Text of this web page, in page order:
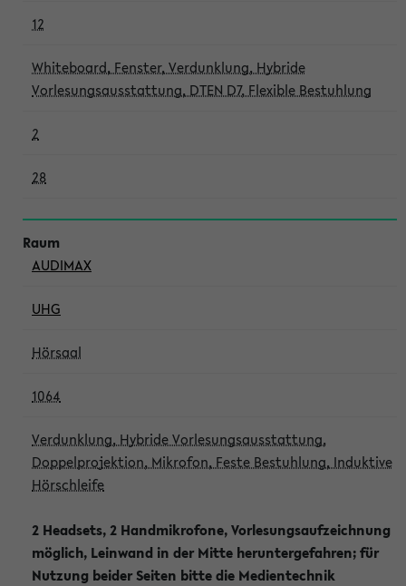
12
Whiteboard, Fenster, Verdunklung, Hybride
Vorlesungsausstattung, DTEN D7, Flexible Bestuhlung
2
28
AUDIMAX
UHG
Hörsaal
1064
Verdunklung, Hybride Vorlesungsausstattung,
Doppelprojektion, Mikrofon, Feste Bestuhlung, Induktive
Hörschleife
2 Headsets, 2 Handmikrofone, Vorlesungsaufzeichnung
möglich, Leinwand in der Mitte heruntergefahren; für
Nutzung beider Seiten bitte die Medientechnik